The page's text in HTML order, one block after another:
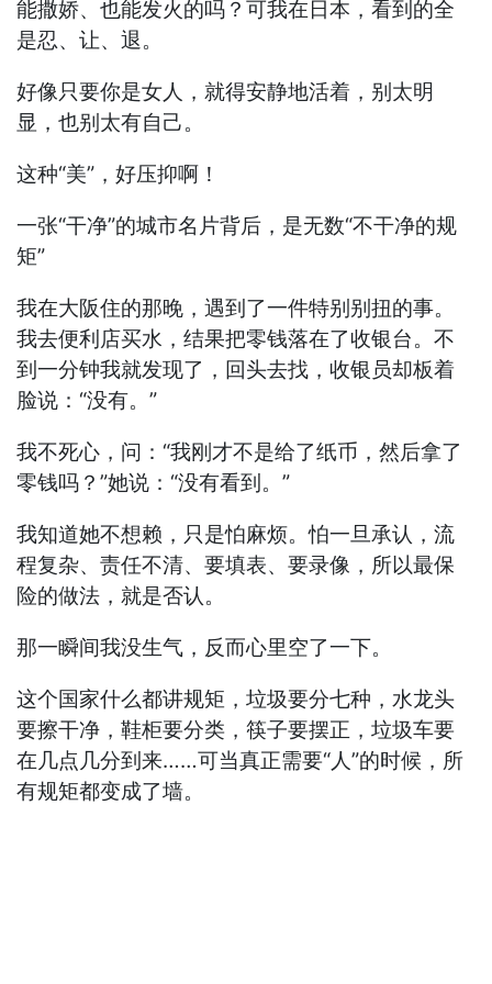
能撒娇、也能发火的吗？可我在日本，看到的全
是忍、让、退。
好像只要你是女人，就得安静地活着，别太明
显，也别太有自己。
这种“美”，好压抑啊！
一张“干净”的城市名片背后，是无数“不干净的规
矩”
我在大阪住的那晚，遇到了一件特别别扭的事。
我去便利店买水，结果把零钱落在了收银台。不
到一分钟我就发现了，回头去找，收银员却板着
脸说：“没有。”
我不死心，问：“我刚才不是给了纸币，然后拿了
零钱吗？”她说：“没有看到。”
我知道她不想赖，只是怕麻烦。怕一旦承认，流
程复杂、责任不清、要填表、要录像，所以最保
险的做法，就是否认。
那一瞬间我没生气，反而心里空了一下。
这个国家什么都讲规矩，垃圾要分七种，水龙头
要擦干净，鞋柜要分类，筷子要摆正，垃圾车要
在几点几分到来……可当真正需要“人”的时候，所
有规矩都变成了墙。